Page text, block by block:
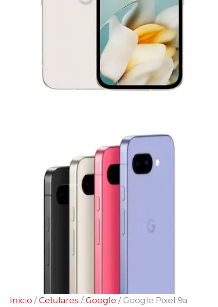
Inicio / Celulares / Google / Google Pixel 9a